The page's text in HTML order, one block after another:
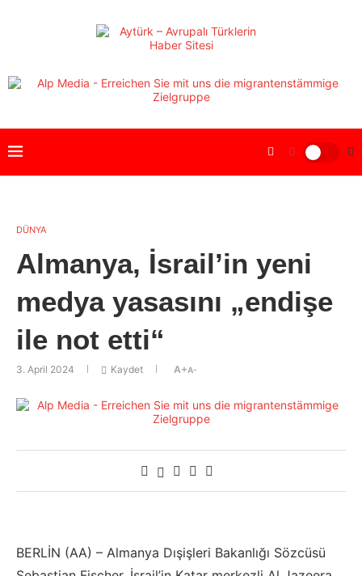
DÜNYA
Almanya, İsrail’in yeni
medya yasasını „endişe
ile not etti“
3. April 2024 Kaydet A+A-
BERLİN (AA) – Almanya Dışişleri Bakanlığı Sözcüsü